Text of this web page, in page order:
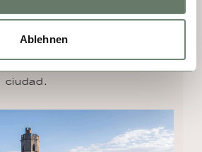
Ablehnen
en el sentido más
es el mirador de la
ciudad.